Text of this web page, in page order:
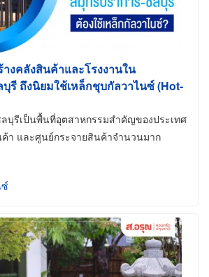
งคลังสินค้าและโรงงานใน
รี ถึงนิยมใช้เหล็กชุบกัลวาไนซ์ (Hot-
บุรีเป็นพื้นที่อุตสาหกรรมสำคัญของประเทศ
า และศูนย์กระจายสินค้าจำนวนมาก
ซ์